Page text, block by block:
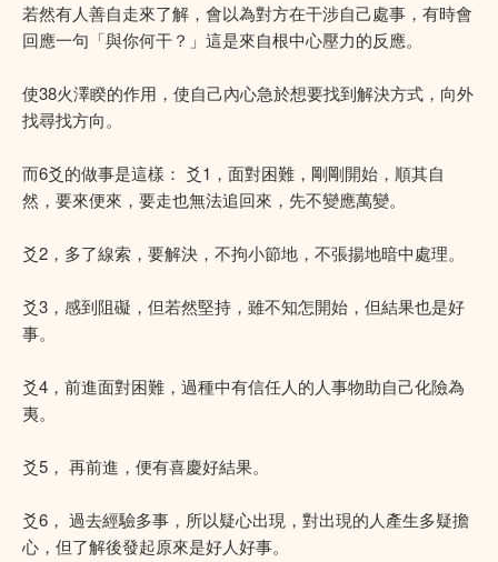
若然有人善自走來了解，會以為對方在干涉自己處事，有時會
回應一句「與你何干？」這是來自根中心壓力的反應。
使38火澤睽的作用，使自己內心急於想要找到解決方式，向外
找尋找方向。
而6爻的做事是這樣： 爻1，面對困難，剛剛開始，順其自
然，要來便來，要走也無法追回來，先不變應萬變。
爻2，多了線索，要解決，不拘小節地，不張揚地暗中處理。
爻3，感到阻礙，但若然堅持，雖不知怎開始，但結果也是好
事。
爻4，前進面對困難，過種中有信任人的人事物助自己化險為
夷。
爻5， 再前進，便有喜慶好結果。
爻6， 過去經驗多事，所以疑心出現，對出現的人產生多疑擔
心，但了解後發起原來是好人好事。